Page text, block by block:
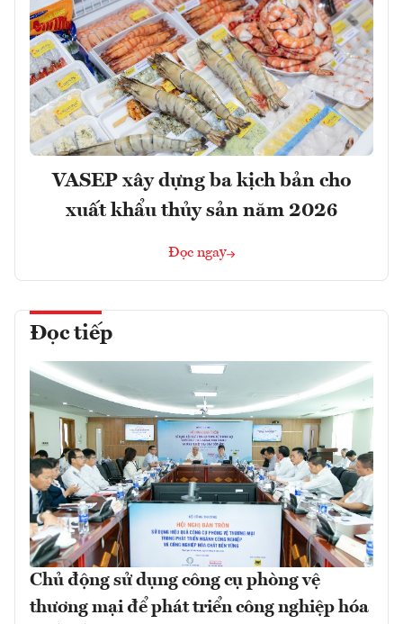
VASEP xây dựng ba kịch bản cho
xuất khẩu thủy sản năm 2026
Đọc ngay
Đọc tiếp
Chủ động sử dụng công cụ phòng vệ
thương mại để phát triển công nghiệp hóa